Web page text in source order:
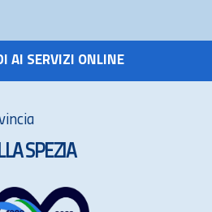
AI SERVIZI ONLINE
SPEZIA